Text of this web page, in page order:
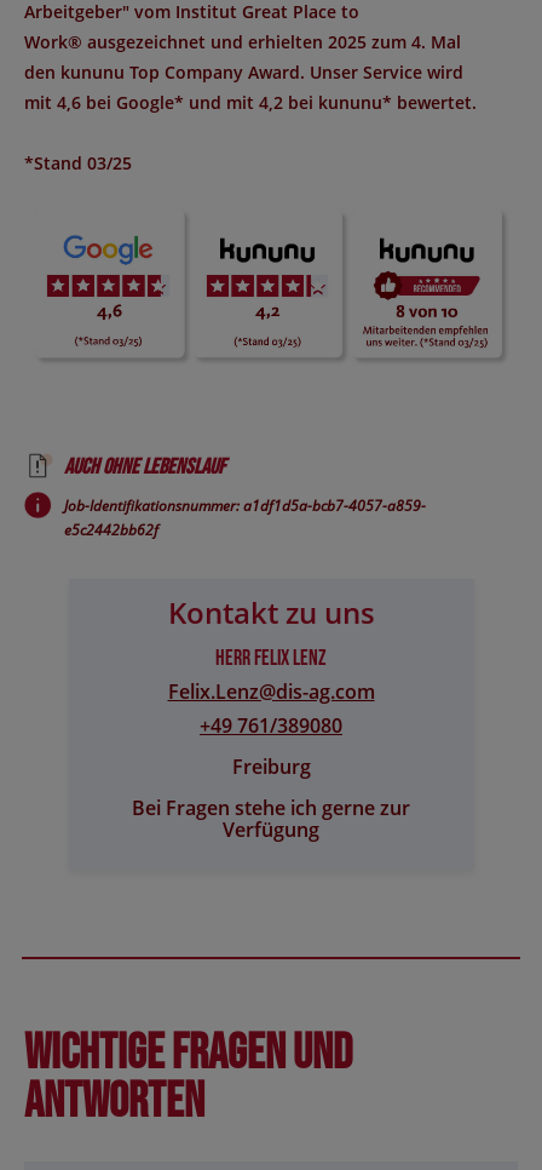
Arbeitgeber" vom Institut Great Place to
Work® ausgezeichnet und erhielten 2025 zum 4. Mal
den kununu Top Company Award. Unser Service wird
mit 4,6 bei Google* und mit 4,2 bei kununu* bewertet.
*Stand 03/25
Auch ohne Lebenslauf
Job-Identifikationsnummer: a1df1d5a-bcb7-4057-a859-
e5c2442bb62f
Kontakt zu uns
Herr Felix Lenz
Felix.Lenz@​dis-ag.com
+49 761/389080
Freiburg
Bei Fragen stehe ich gerne zur
Verfügung
Wichtige Fragen und
Antworten